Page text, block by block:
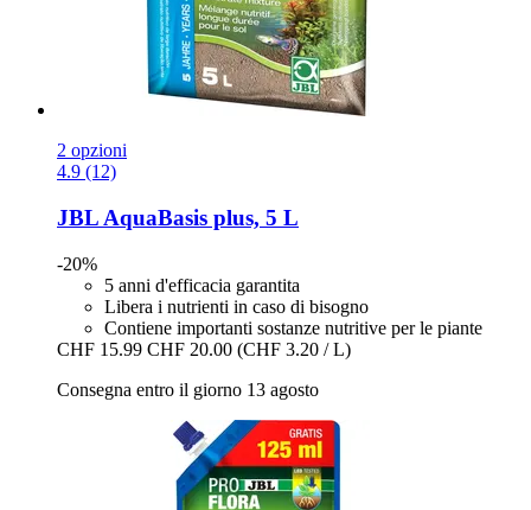
2 opzioni
4.9 (12)
JBL AquaBasis plus, 5 L
-20%
5 anni d'efficacia garantita
Libera i nutrienti in caso di bisogno
Contiene importanti sostanze nutritive per le piante
CHF 15.99 CHF 20.00 (CHF 3.20 / L)
Consegna entro il giorno 13 agosto